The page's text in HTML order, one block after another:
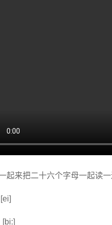
起来把二十六个字母一起读
[bi:]